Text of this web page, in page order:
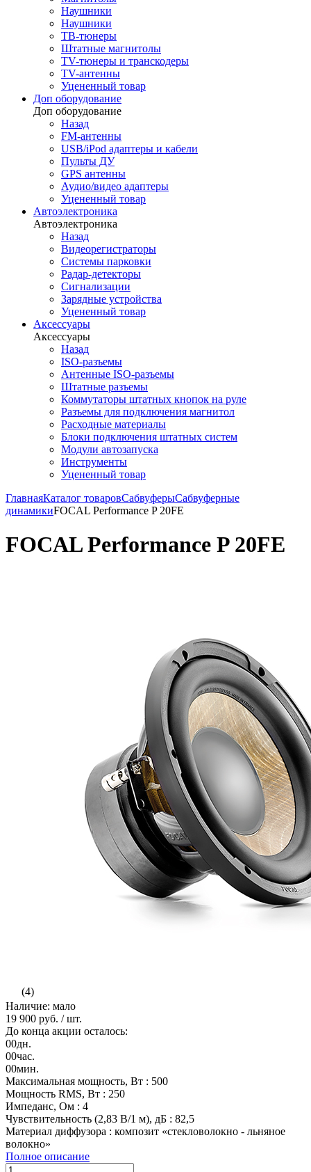
Наушники
Наушники
ТВ-тюнеры
Штатные магнитолы
TV-тюнеры и транскодеры
TV-антенны
Уцененный товар
Доп оборудование
Доп оборудование
Назад
FM-антенны
USB/iPod адаптеры и кабели
Пульты ДУ
GPS антенны
Аудио/видео адаптеры
Уцененный товар
Автоэлектроника
Автоэлектроника
Назад
Видеорегистраторы
Системы парковки
Радар-детекторы
Сигнализации
Зарядные устройства
Уцененный товар
Аксессуары
Аксессуары
Назад
ISO-разъемы
Антенные ISO-разъемы
Штатные разъемы
Коммутаторы штатных кнопок на руле
Разъемы для подключения магнитол
Расходные материалы
Блоки подключения штатных систем
Модули автозапуска
Инструменты
Уцененный товар
ГлавнаяКаталог товаровСабвуферыСабвуферные
динамикиFOCAL Performance P 20FE
FOCAL Performance P 20FE
(4)
Наличие: мало
19 900 руб. / шт.
До конца акции осталось:
00дн.
00час.
00мин.
Максимальная мощность, Вт : 500
Мощность RMS, Вт : 250
Импеданс, Ом : 4
Чувствительность (2,83 В/1 м), дБ : 82,5
Материал диффузора : композит «стекловолокно - льняное
волокно»
Полное описание